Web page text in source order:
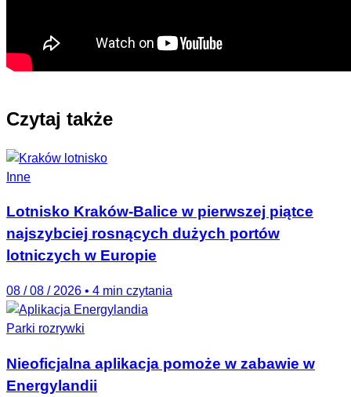
Czytaj także
Inne
Lotnisko Kraków-Balice w pierwszej piątce
najszybciej rosnących dużych portów
lotniczych w Europie
08 / 08 / 2026 • 4 min czytania
Parki rozrywki
Nieoficjalna aplikacja pomoże w zabawie w
Energylandii